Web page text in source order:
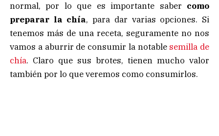
normal, por lo que es importante saber como
preparar la chía, para dar varias opciones. Si
tenemos más de una receta, seguramente no nos
vamos a aburrir de consumir la notable semilla de
chía. Claro que sus brotes, tienen mucho valor
también por lo que veremos como consumirlos.